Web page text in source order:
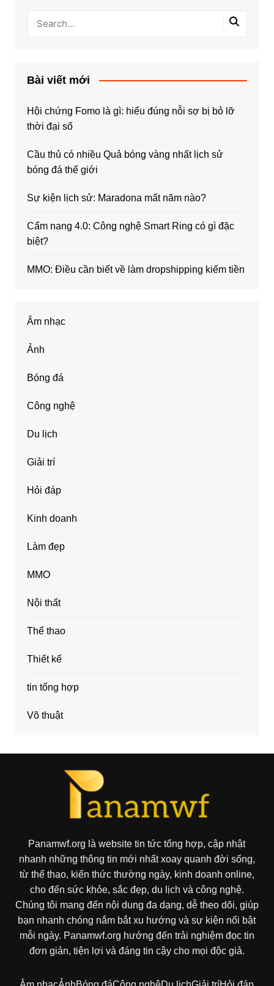
Bài viết mới
Hội chứng Fomo là gì: hiểu đúng nỗi sợ bị bỏ lỡ
thời đại số
Cầu thủ có nhiều Quả bóng vàng nhất lịch sử
bóng đá thế giới
Sự kiện lịch sử: Maradona mất năm nào?
Cẩm nang 4.0: Công nghệ Smart Ring có gì đặc
biệt?
MMO: Điều cần biết về làm dropshipping kiếm tiền
Âm nhạc
Ảnh
Bóng đá
Công nghệ
Du lịch
Giải trí
Hỏi đáp
Kinh doanh
Làm đẹp
MMO
Nội thất
Thể thao
Thiết kế
tin tổng hợp
Võ thuật
Panamwf.org là website tin tức tổng hợp, cập nhật
nhanh những thông tin mới nhất xoay quanh đời sống,
từ thể thao, kiến thức thường ngày, kinh doanh online,
cho đến sức khỏe, sắc đẹp, du lịch và công nghệ.
Chúng tôi mang đến nội dung đa dạng, dễ theo dõi, giúp
bạn nhanh chóng nắm bắt xu hướng và sự kiện nổi bật
mỗi ngày. Panamwf.org hướng đến trải nghiệm đọc tin
đơn giản, tiện lợi và đáng tin cậy cho mọi độc giả.